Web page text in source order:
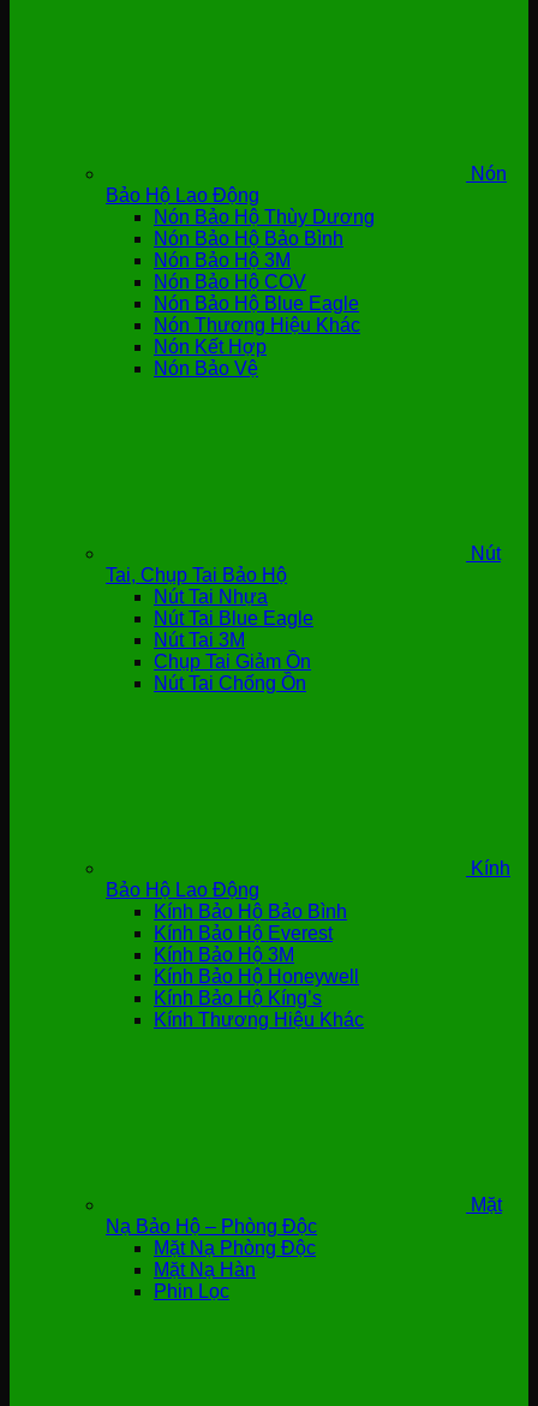
Nón
Bảo Hộ Lao Động
Nón Bảo Hộ Thùy Dương
Nón Bảo Hộ Bảo Bình
Nón Bảo Hộ 3M
Nón Bảo Hộ COV
Nón Bảo Hộ Blue Eagle
Nón Thương Hiệu Khác
Nón Kết Hợp
Nón Bảo Vệ
Nút
Tai, Chụp Tai Bảo Hộ
Nút Tai Nhựa
Nút Tai Blue Eagle
Nút Tai 3M
Chụp Tai Giảm Ồn
Nút Tai Chống Ồn
Kính
Bảo Hộ Lao Động
Kính Bảo Hộ Bảo Bình
Kính Bảo Hộ Everest
Kính Bảo Hộ 3M
Kính Bảo Hộ Honeywell
Kính Bảo Hộ Kíng’s
Kính Thương Hiệu Khác
Mặt
Nạ Bảo Hộ – Phòng Độc
Mặt Nạ Phòng Độc
Mặt Nạ Hàn
Phin Lọc